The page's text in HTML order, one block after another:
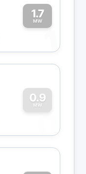
1.7
MW
1
0.9
MW
0